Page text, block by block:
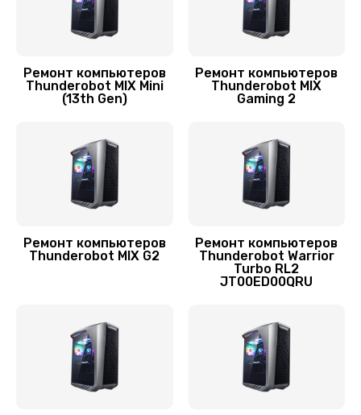
Заказать
Ремонт компьютеров
Thunderobot MIX Mini
(13th Gen)
Ремонт компьютеров
Thunderobot MIX
Gaming 2
Ремонт компьютеров
Thunderobot MIX G2
Ремонт компьютеров
Thunderobot Warrior
Turbo RL2
JT00ED00QRU